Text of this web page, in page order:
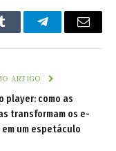
Tumblr TelegramEmail
ARTIGO
player: como as
transformam os e-
um espetáculo